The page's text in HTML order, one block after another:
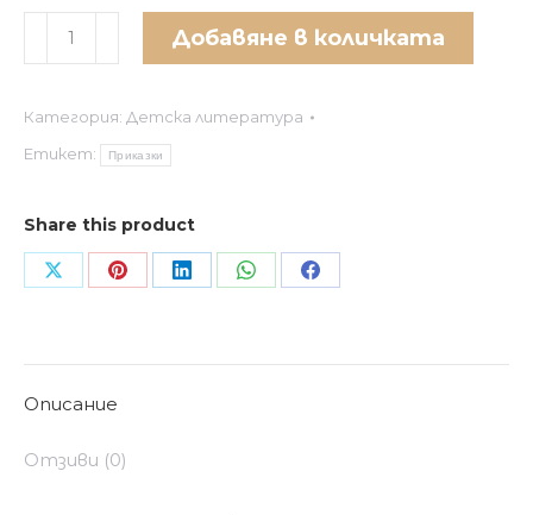
количество
за
мога
да
Дивите
лебеди
и
Добавяне в количката
Категория: Детска литература
Етикет:
Приказки
Share this product
Share Share Share Share Share
Описание
Отзиви (0)